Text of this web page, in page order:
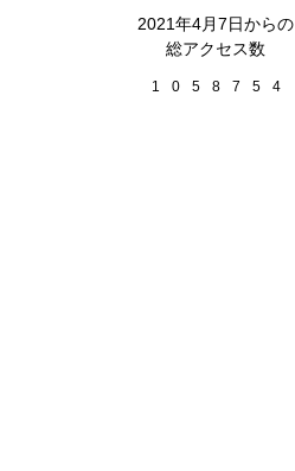
2021年4月7日からの
総アクセス数
1 0 5 8 7 5 4